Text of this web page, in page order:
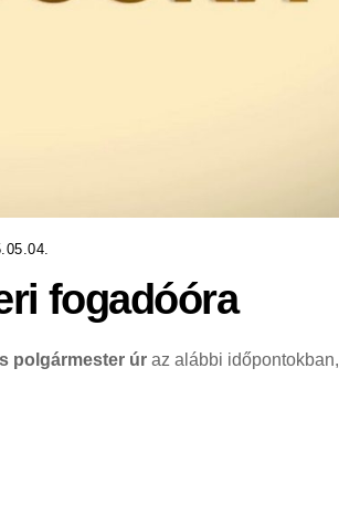
fogadóóra
polgármester úr az alábbi időpontokban,